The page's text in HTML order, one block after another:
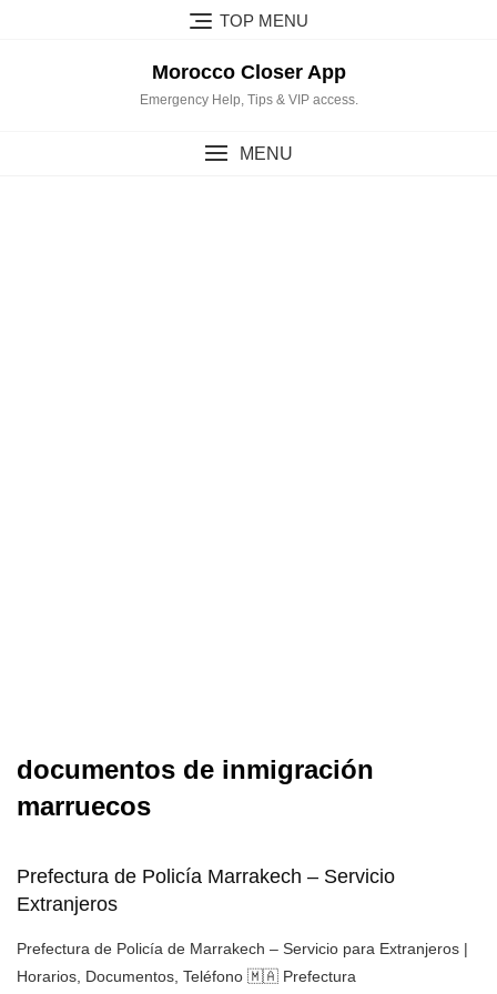
TOP MENU
Morocco Closer App
Emergency Help, Tips & VIP access.
MENU
documentos de inmigración
marruecos
Prefectura de Policía Marrakech – Servicio
Extranjeros
Prefectura de Policía de Marrakech – Servicio para Extranjeros |
Horarios, Documentos, Teléfono 🇲🇦 Prefectura